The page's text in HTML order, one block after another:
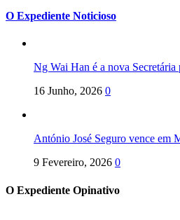
O Expediente Noticioso
Ng Wai Han é a nova Secretária
16 Junho, 2026 0
António José Seguro vence em
9 Fevereiro, 2026 0
O Expediente Opinativo